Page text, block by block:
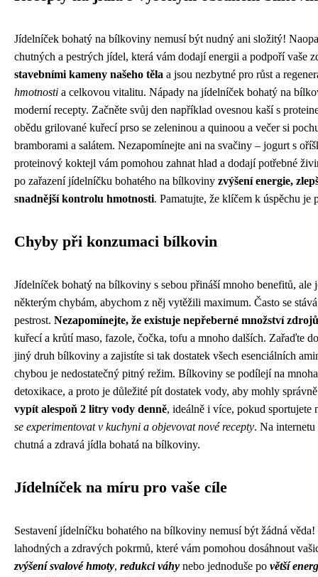
Jídelníček bohatý na bílkoviny nemusí být nudný ani složitý!
chutných a pestrých jídel, která vám dodají energii a podpoří vaše
stavebními kameny našeho těla a jsou nezbytné pro růst a
hmotnosti a celkovou vitalitu. Nápady na jídelníček bohatý na
moderní recepty. Začněte svůj den například ovesnou kaší s
obědu grilované kuřecí prso se zeleninou a quinoou a večer si
bramborami a salátem. Nezapomínejte ani na svačiny – jogurt s
proteinový koktejl vám pomohou zahnat hlad a dodají potřebné
po zařazení jídelníčku bohatého na bílkoviny zvýšení energie,
snadnější kontrolu hmotnosti. Pamatujte, že klíčem k úspěchu je
Chyby při konzumaci bílkovin
Jídelníček bohatý na bílkoviny s sebou přináší mnoho benefitů, ale
některým chybám, abychom z něj vytěžili maximum. Často se
pestrost. Nezapomínejte, že existuje nepřeberné množství
kuřecí a krůtí maso, fazole, čočka, tofu a mnoho dalších. Zařaďte
jiný druh bílkoviny a zajistíte si tak dostatek všech esenciálních
chybou je nedostatečný pitný režim. Bílkoviny se podílejí na
detoxikace, a proto je důležité pít dostatek vody, aby mohly
vypít alespoň 2 litry vody denně, ideálně i více, pokud sportujete
se experimentovat v kuchyni a objevovat nové recepty. Na internetu
chutná a zdravá jídla bohatá na bílkoviny.
Jídelníček na míru pro vaše cíle
Sestavení jídelníčku bohatého na bílkoviny nemusí být žádná
lahodných a zdravých pokrmů, které vám pomohou dosáhnout
zvýšení svalové hmoty, redukci váhy nebo jednoduše po větší